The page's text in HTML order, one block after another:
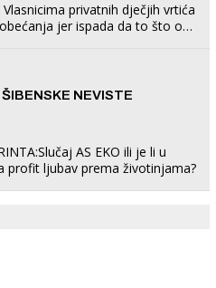
Vlasnicima privatnih dječjih vrtića
jer ispada da to što oni
NEVISTE
AS EKO ili je li u
profit ljubav prema životinjama?